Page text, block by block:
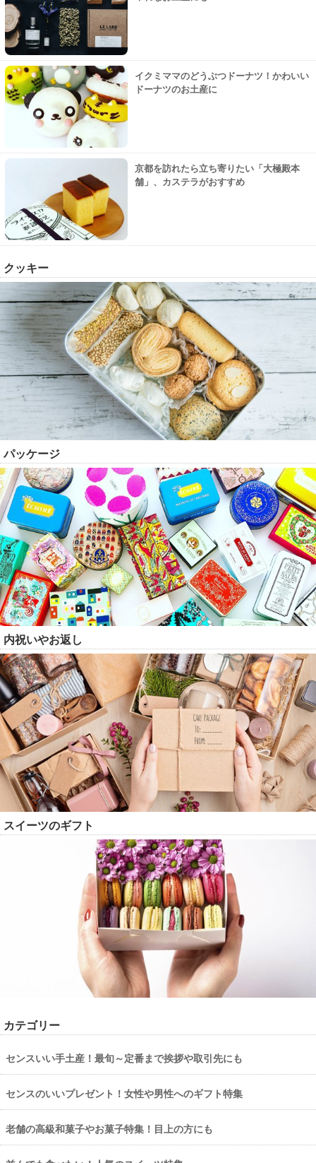
イクミママのどうぶつドーナツ！かわいい
ドーナツのお土産に
京都を訪れたら立ち寄りたい「大極殿本
舗」、カステラがおすすめ
クッキー
パッケージ
内祝いやお返し
スイーツのギフト
カテゴリー
センスいい手土産！最旬～定番まで挨拶や取引先にも
センスのいいプレゼント！女性や男性へのギフト特集
老舗の高級和菓子やお菓子特集！目上の方にも